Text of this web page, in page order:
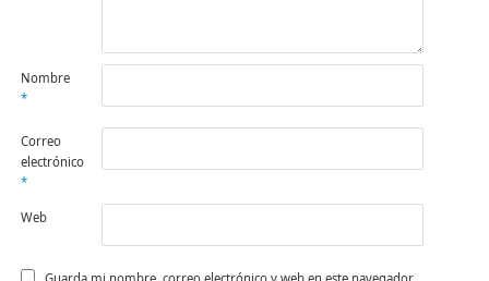
Nombre
*
Correo
electrónico
*
Web